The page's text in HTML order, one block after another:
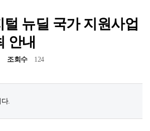
털 뉴딜 국가 지원사업
안내
조회수 124
.